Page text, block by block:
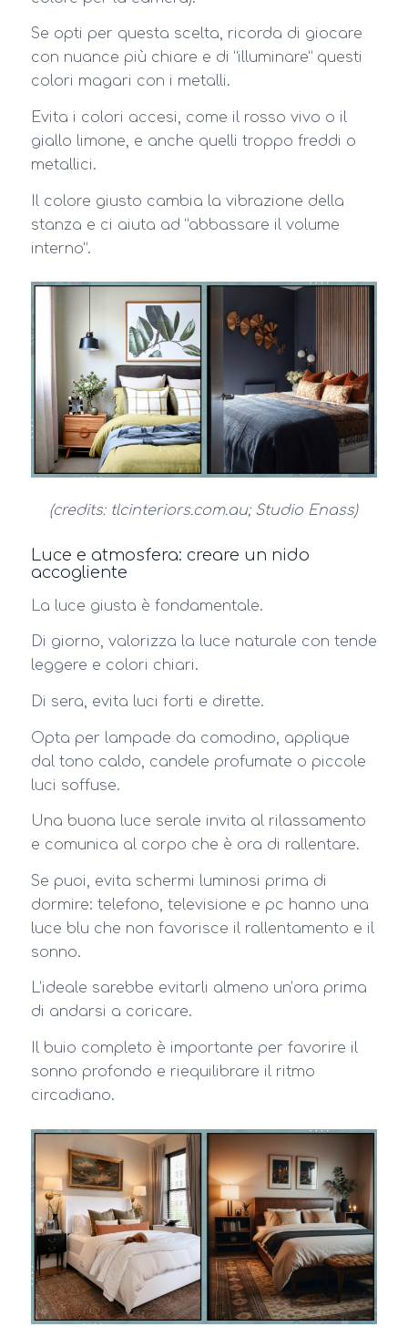
Se opti per questa scelta, ricorda di giocare
con nuance più chiare e di “illuminare” questi
colori magari con i metalli.
Evita i colori accesi, come il rosso vivo o il
giallo limone, e anche quelli troppo freddi o
metallici.
Il colore giusto cambia la vibrazione della
stanza e ci aiuta ad “abbassare il volume
interno”.
(credits: tlcinteriors.com.au; Studio Enass)
Luce e atmosfera: creare un nido
accogliente
La luce giusta è fondamentale.
Di giorno, valorizza la luce naturale con tende
leggere e colori chiari.
Di sera, evita luci forti e dirette.
Opta per lampade da comodino, applique
dal tono caldo, candele profumate o piccole
luci soffuse.
Una buona luce serale invita al rilassamento
e comunica al corpo che è ora di rallentare.
Se puoi, evita schermi luminosi prima di
dormire: telefono, televisione e pc hanno una
luce blu che non favorisce il rallentamento e il
sonno.
L’ideale sarebbe evitarli almeno un’ora prima
di andarsi a coricare.
Il buio completo è importante per favorire il
sonno profondo e riequilibrare il ritmo
circadiano.